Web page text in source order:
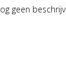
geen